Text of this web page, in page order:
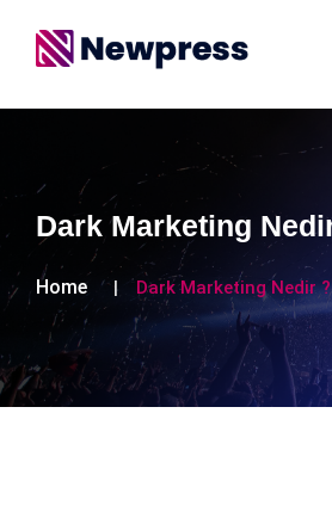
Dark Marketing
Home Dark Marketing Nedir ?